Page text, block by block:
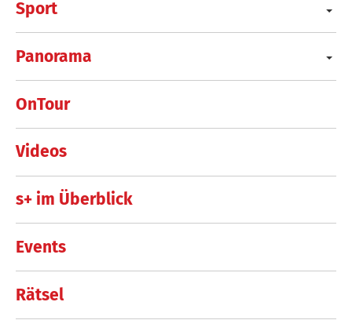
Sport
Panorama
OnTour
Videos
s+ im Überblick
Events
Rätsel